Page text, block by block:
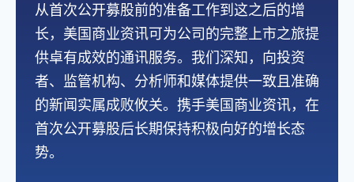
从首次公开募股前的准备工作到这之后的增
长，美国商业资讯可为公司的完整上市之旅提
供卓有成效的通讯服务。我们深知，向投资
者、监管机构、分析师和媒体提供一致且准确
的新闻实属成败攸关。携手美国商业资讯，在
首次公开募股后长期保持积极向好的增长态
势。